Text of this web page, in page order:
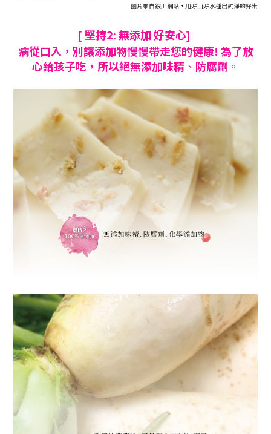
圖片來自銀川網站 ， 用好山好水種出純淨的好米
[ 堅持2: 無添加好安心]
病從口入 ， 別讓添加物慢慢帶走您的健康! 為了放
心給孩子吃 ，所以絕無添加味精 、 防腐劑 。